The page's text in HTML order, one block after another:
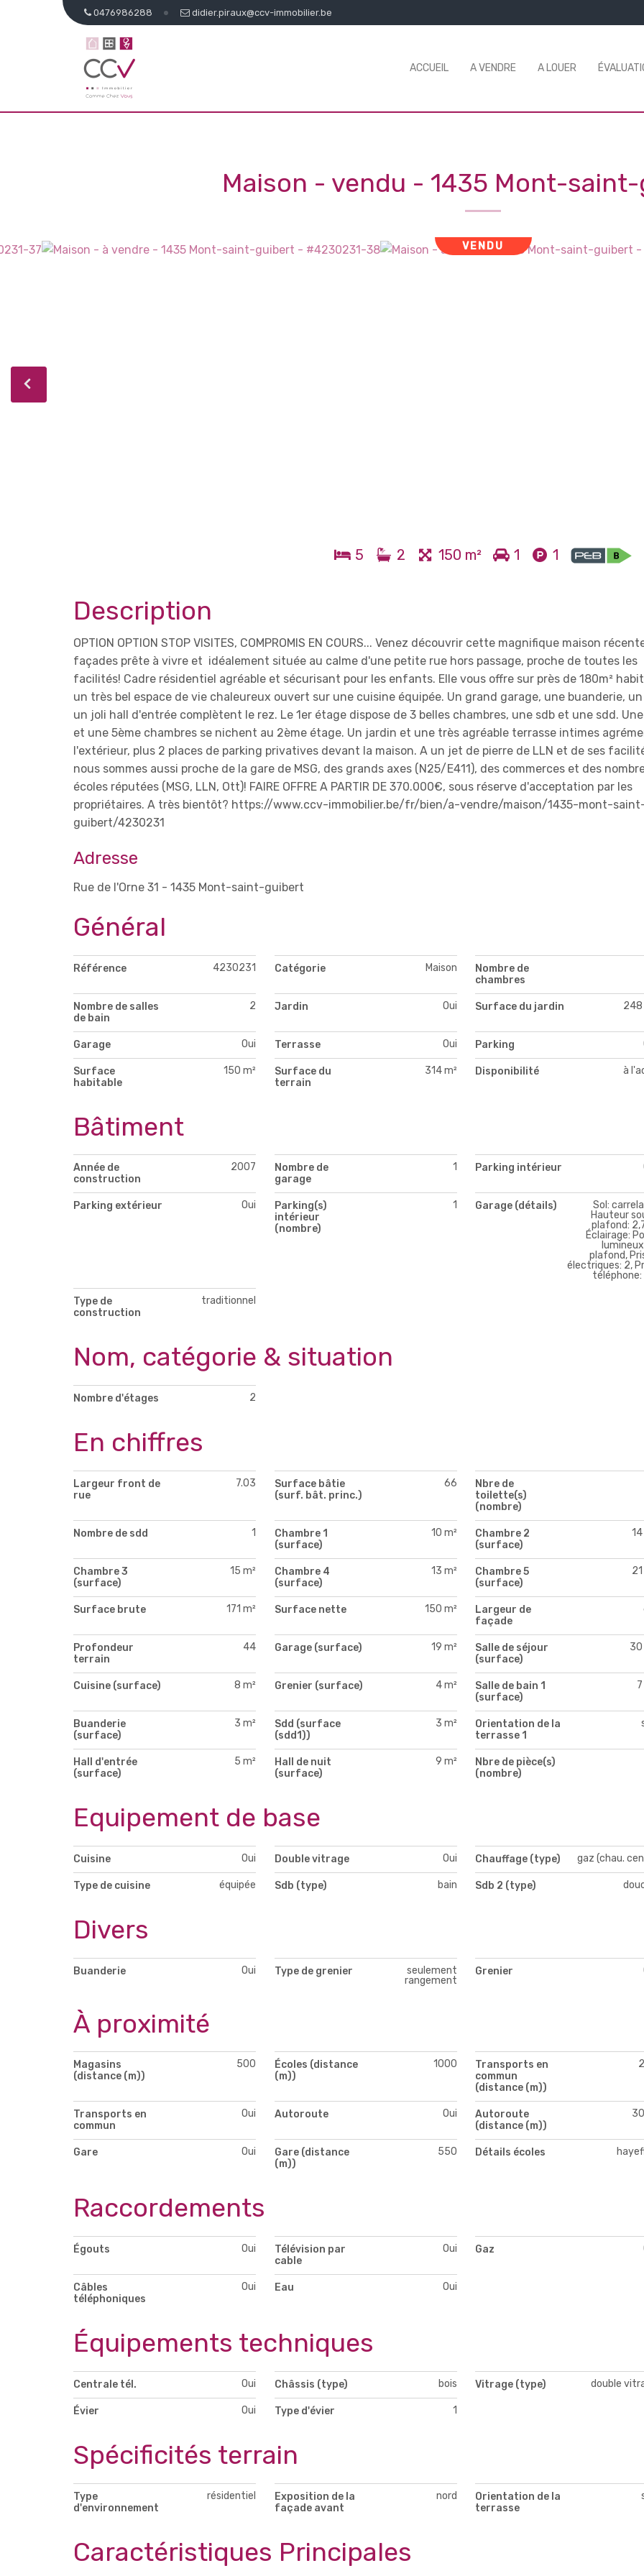
0476986288 didier.piraux@ccv-immobilier.be
ACCUEIL A VENDRE A LOUER
Maison - vendu - 1435 Mont-
VENDU
5 2 150 m² 1 1
Description
OPTION OPTION STOP VISITES, COMPROMIS EN COURS... Venez découvrir cette magnifique maison
façades prête à vivre et idéalement située au calme d'une petite rue hors passage, proche de toutes les
facilités! Cadre résidentiel agréable et sécurisant pour les enfants. Elle vous offre sur près de 180m²
un très bel espace de vie chaleureux ouvert sur une cuisine équipée. Un grand garage, une buanderie,
un joli hall d'entrée complètent le rez. Le 1er étage dispose de 3 belles chambres, une sdb et une sdd.
et une 5ème chambres se nichent au 2ème étage. Un jardin et une très agréable terrasse intimes
l'extérieur, plus 2 places de parking privatives devant la maison. A un jet de pierre de LLN et de ses
nous sommes aussi proche de la gare de MSG, des grands axes (N25/E411), des commerces et des
écoles réputées (MSG, LLN, Ott)! FAIRE OFFRE A PARTIR DE 370.000€, sous réserve d'acceptation par les
propriétaires. A très bientôt? https://www.ccv-immobilier.be/fr/bien/a-vendre/maison/1435-mont-
guibert/4230231
Adresse
Rue de l'Orne 31 - 1435 Mont-saint-guibert
Général
Référence 4230231 Catégorie Maison
Nombre de
chambres
Nombre de salles
de bain
2 Jardin Oui Surface du jardin 248
Garage Oui Terrasse Oui Parking
Surface
habitable
150 m²
Surface du
terrain
314 m² Disponibilité à
Bâtiment
Année de
construction
2007
Nombre de
garage
1 Parking intérieur
Parking extérieur Oui
Parking(s)
intérieur
(nombre)
1 Garage (détails)
Sol:
Hauteur
plafond:
Éclairage:
plafond,
électriques: 2,
téléphone:
Type de
construction
traditionnel
Nom, catégorie & situation
Nombre d'étages 2
En chiffres
Largeur front de
rue
7.03
Surface bâtie
(surf. bât. princ.)
66
Nbre de
toilette(s)
(nombre)
Nombre de sdd 1
Chambre 1
(surface)
10 m²
Chambre 2
(surface)
14
Chambre 3
(surface)
15 m²
Chambre 4
(surface)
13 m²
Chambre 5
(surface)
Surface brute 171 m² Surface nette 150 m²
Largeur de
façade
Profondeur
terrain
44 Garage (surface) 19 m²
Salle de séjour
(surface)
30
Cuisine (surface) 8 m² Grenier (surface) 4 m²
Salle de bain 1
(surface)
Buanderie
(surface)
3 m²
Sdd (surface
(sdd1))
3 m²
Orientation de la
terrasse 1
Hall d'entrée
(surface)
5 m²
Hall de nuit
(surface)
9 m²
Nbre de pièce(s)
(nombre)
Equipement de base
Cuisine Oui Double vitrage Oui Chauffage (type) gaz (chau.
Type de cuisine équipée Sdb (type) bain Sdb 2 (type)
Divers
Buanderie Oui Type de grenier
seulement
rangement
Grenier
À proximité
Magasins
(distance (m))
500
Écoles (distance
(m))
1000
Transports en
commun
(distance (m))
Transports en
commun
Oui Autoroute Oui
Autoroute
(distance (m))
Gare Oui
Gare (distance
(m))
550 Détails écoles
Raccordements
Égouts Oui
Télévision par
cable
Oui Gaz
Câbles
téléphoniques
Oui Eau Oui
Équipements techniques
Centrale tél. Oui Châssis (type) bois Vitrage (type) double
Évier Oui Type d'évier 1
Spécificités terrain
Type
d'environnement
résidentiel
Exposition de la
façade avant
nord
Orientation de la
terrasse
Caractéristiques Principales